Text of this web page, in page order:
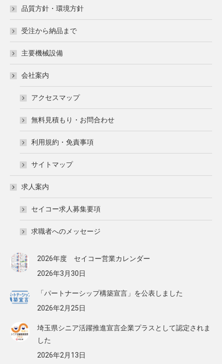
品質方針・環境方針
受注から納品まで
主要機械設備
会社案内
アクセスマップ
無料見積もり・お問合わせ
利用規約・免責事項
サイトマップ
求人案内
セイコー求人募集要項
求職者へのメッセージ
2026年度 セイコー営業カレンダー
2026年3月30日
「パートナーシップ構築宣言」を公表しました
2026年2月25日
埼玉県シニア活躍推進宣言企業プラスとして認定されま
した
2026年2月13日